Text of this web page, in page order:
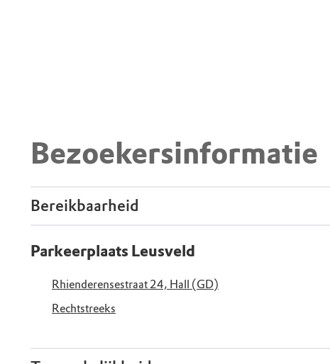
Bezoekersinformatie
Bereikbaarheid
Parkeerplaats Leusveld
Rhienderensestraat 24, Hall (GD)
Rechtstreeks